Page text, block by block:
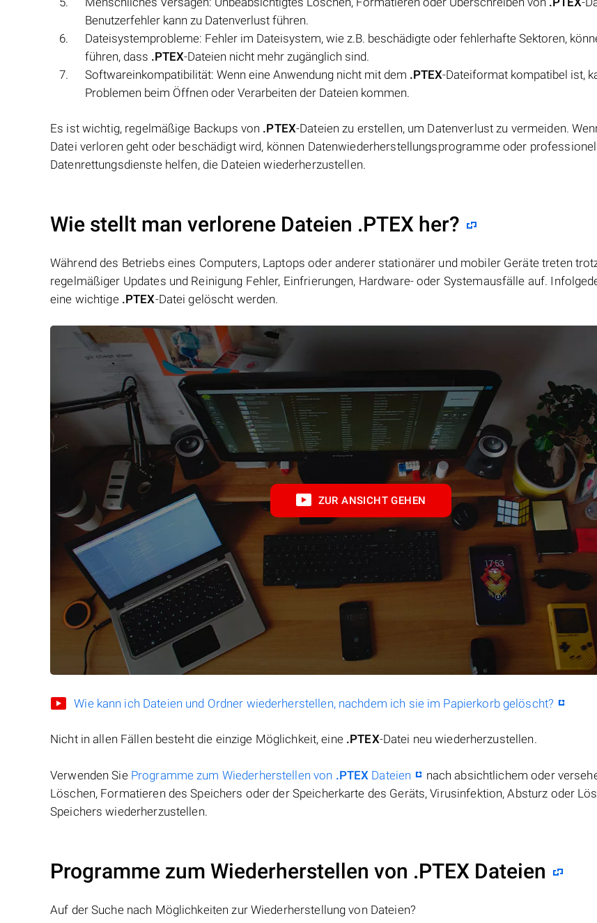
Benutzerfehler kann zu Datenverlust führen.
Dateisystemprobleme: Fehler im Dateisystem, wie z.B. beschädigte oder fehlerhafte Sektoren,
führen, dass .PTEX-Dateien nicht mehr zugänglich sind.
Softwareinkompatibilität: Wenn eine Anwendung nicht mit dem .PTEX-Dateiformat kompatibel ist,
Problemen beim Öffnen oder Verarbeiten der Dateien kommen.
Es ist wichtig, regelmäßige Backups von .PTEX-Dateien zu erstellen, um Datenverlust zu vermeiden.
Datei verloren geht oder beschädigt wird, können Datenwiederherstellungsprogramme oder
Datenrettungsdienste helfen, die Dateien wiederherzustellen.
Wie stellt man verlorene Dateien .PTEX her?
Während des Betriebs eines Computers, Laptops oder anderer stationärer und mobiler Geräte treten
regelmäßiger Updates und Reinigung Fehler, Einfrierungen, Hardware- oder Systemausfälle auf.
eine wichtige .PTEX-Datei gelöscht werden.
ZUR ANSICHT GEHEN
Wie kann ich Dateien und Ordner wiederherstellen, nachdem ich sie im Papierkorb gelöscht?
Nicht in allen Fällen besteht die einzige Möglichkeit, eine .PTEX-Datei neu wiederherzustellen.
Verwenden Sie Programme zum Wiederherstellen von .PTEX Dateien
nach absichtlichem oder
Löschen, Formatieren des Speichers oder der Speicherkarte des Geräts, Virusinfektion, Absturz oder
Speichers wiederherzustellen.
Programme zum Wiederherstellen von .PTEX Dateien
Auf der Suche nach Möglichkeiten zur Wiederherstellung von Dateien?